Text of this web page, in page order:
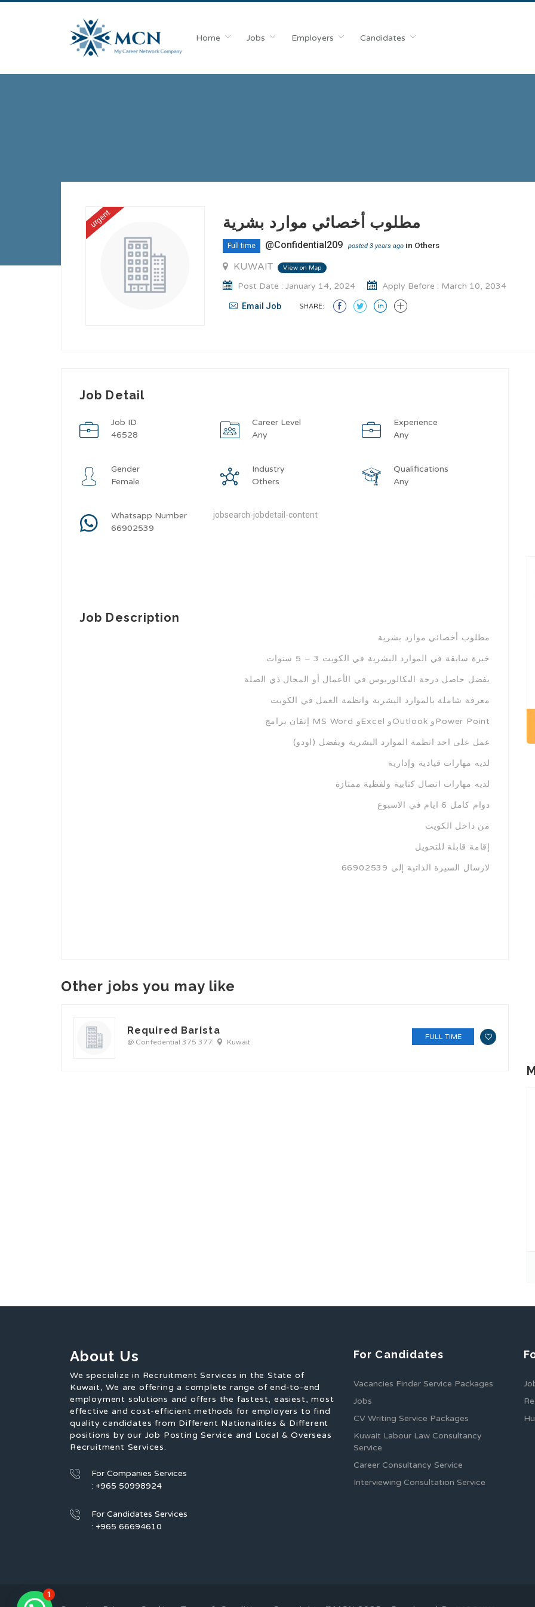
Home Jobs Employers Candidates
urgent مطلوب أخصائي موارد بشرية
Full time @Confidential209 posted 3 years ago in Others
KUWAIT View on Map
Post Date : January 14, 2024 Apply Before : March 10, 2034
Email Job SHARE:
Job Detail
Job ID
46528
Career Level
Any
Experience
Any
Gender
Female
Industry
Others
Qualifications
Any
Whatsapp Number
66902539
jobsearch-jobdetail-content
Job Description
مطلوب أخصائي موارد بشرية
خبرة سابقة في الموارد البشرية في الكويت 3 – 5 سنوات
يفضل حاصل درجة البكالوريوس في الأعمال أو المجال ذي الصلة
معرفة شاملة بالموارد البشرية وانظمة العمل في الكويت
إتقان برامج MS Word وExcel وOutlook وPower Point
عمل على احد انظمة الموارد البشرية ويفضل (اودو)
لديه مهارات قيادية وإدارية
لديه مهارات اتصال كتابية ولفظية ممتازة
دوام كامل 6 ايام في الاسبوع
من داخل الكويت
إقامة قابلة للتحويل
لارسال السيرة الذاتية إلى 66902539
Other jobs you may like
Required Barista
@ Confedential 375 377 Kuwait
FULL TIME
About Us
We specialize in Recruitment Services in the State of
Kuwait, We are offering a complete range of end-to-end
employment solutions and offers the fastest, easiest, most
effective and cost-efficient methods for employers to find
quality candidates from Different Nationalities & Different
positions by our Job Posting Service and Local & Overseas
Recruitment Services.
For Companies Services
: +965 50998924
For Candidates Services
: +965 66694610
For Candidates
Vacancies Finder Service Packages
Jobs
CV Writing Service Packages
Kuwait Labour Law Consultancy
Service
Career Consultancy Service
Interviewing Consultation Service
1